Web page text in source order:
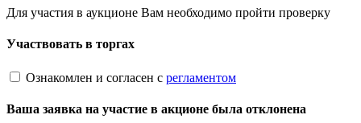
Для участия в аукционе Вам необходимо пройти проверку
Участвовать в торгах
Ознакомлен и согласен с регламентом
Ваша заявка на участие в акционе была отклонена